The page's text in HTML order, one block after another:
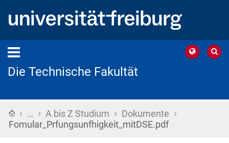
Die Technische Fakultät
Startseite
› … › A bis Z Studium › Dokumente ›
Fomular_Prfungsunfhigkeit_mitDSE.pdf